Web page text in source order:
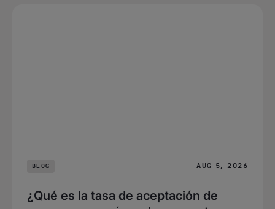
BLOG AUG 5, 2026
¿Qué es la tasa de aceptación de